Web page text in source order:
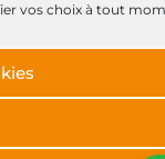
vos choix à tout